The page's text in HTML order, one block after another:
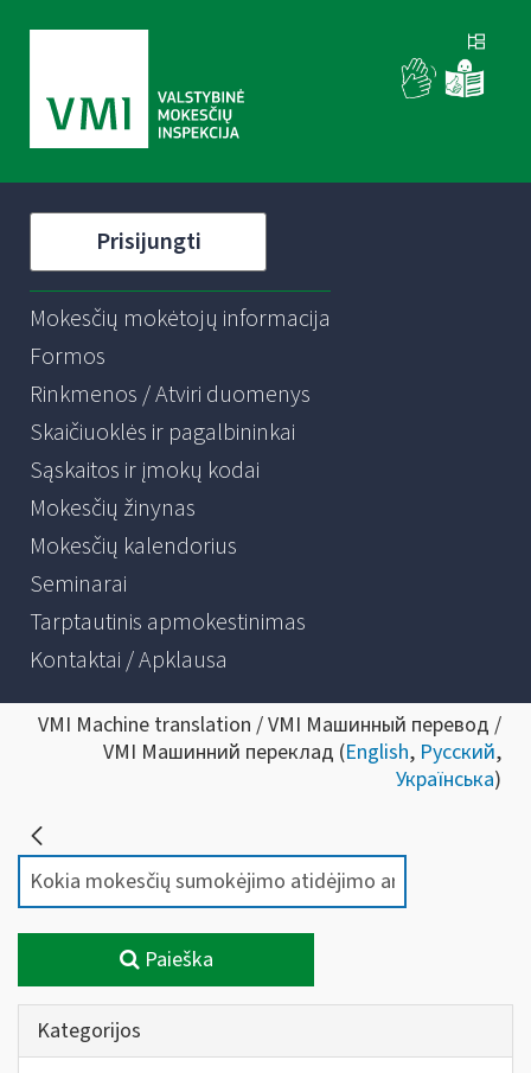
Prisijungti
Mokesčių mokėtojų informacija
Formos
Rinkmenos / Atviri duomenys
Skaičiuoklės ir pagalbininkai
Sąskaitos ir įmokų kodai
Mokesčių žinynas
Mokesčių kalendorius
Seminarai
Tarptautinis apmokestinimas
Kontaktai / Apklausa
VMI Machine translation / VMI Машинный перевод /
VMI Машинний переклад (English, Русский,
Українська)
Paieška
Kategorijos